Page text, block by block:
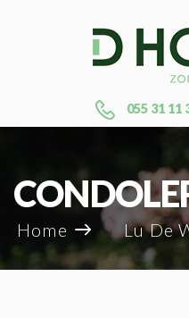
055 31 11
Home Lu De